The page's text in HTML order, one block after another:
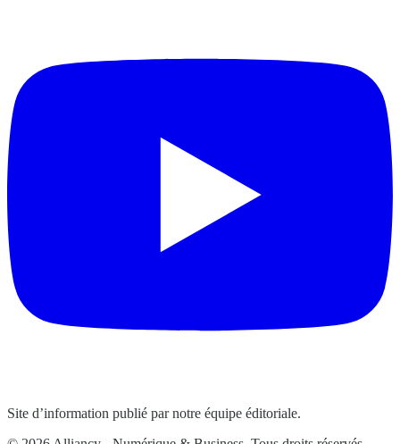
Site d’information publié par notre équipe éditoriale.